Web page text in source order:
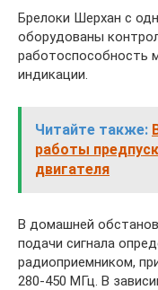
Брелоки Шерхан с
оборудованы
работоспособность
индикации.
Читайте также:
работы
двигателя
В домашней
подачи сигнала
радиоприемником,
280-450 МГц. В